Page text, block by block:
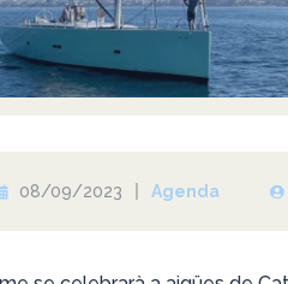
08/09/2023 Agenda